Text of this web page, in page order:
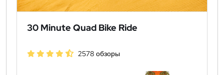
30 Minute Quad Bike Ride
2578 обзоры